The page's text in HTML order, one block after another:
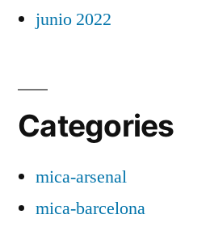
junio 2022
Categories
mica-arsenal
mica-barcelona